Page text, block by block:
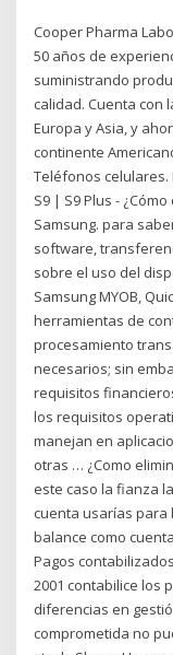
Cooper Pharma
50 años de
suministrando
calidad. Cuenta con
Europa y Asia, y
continente
Teléfonos
S9 | S9 Plus -
Samsung. para
software,
sobre el uso del
Samsung MYOB,
herramientas de
procesamiento
necesarios; sin
requisitos
los requisitos
manejan en
otras … ¿Como
este caso la fianza
cuenta usarías para
balance como
Pagos
2001 contabilice los
diferencias en
comprometida no